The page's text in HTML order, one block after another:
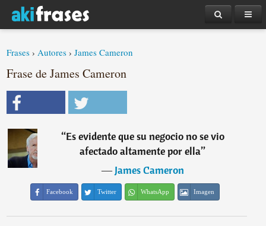
Frases ›Autores ›James Cameron
Frase de James Cameron
“Es evidente que su negocio no se vio
afectado altamente por ella”
―James Cameron
Facebook Twitter WhatsApp Imagen